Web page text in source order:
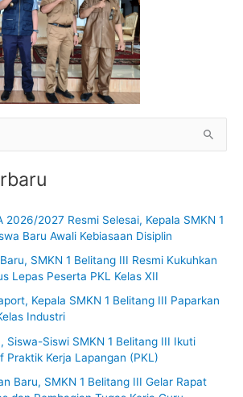
2026/2027 Resmi Selesai, Kepala SMKN 1
Baru Awali Kebiasaan Disiplin
SMKN 1 Belitang III Resmi Kukuhkan
Lepas Peserta PKL Kelas XII
Kepala SMKN 1 Belitang III Paparkan
Industri
Siswa-Siswi SMKN 1 Belitang III Ikuti
Praktik Kerja Lapangan (PKL)
Baru, SMKN 1 Belitang III Gelar Rapat